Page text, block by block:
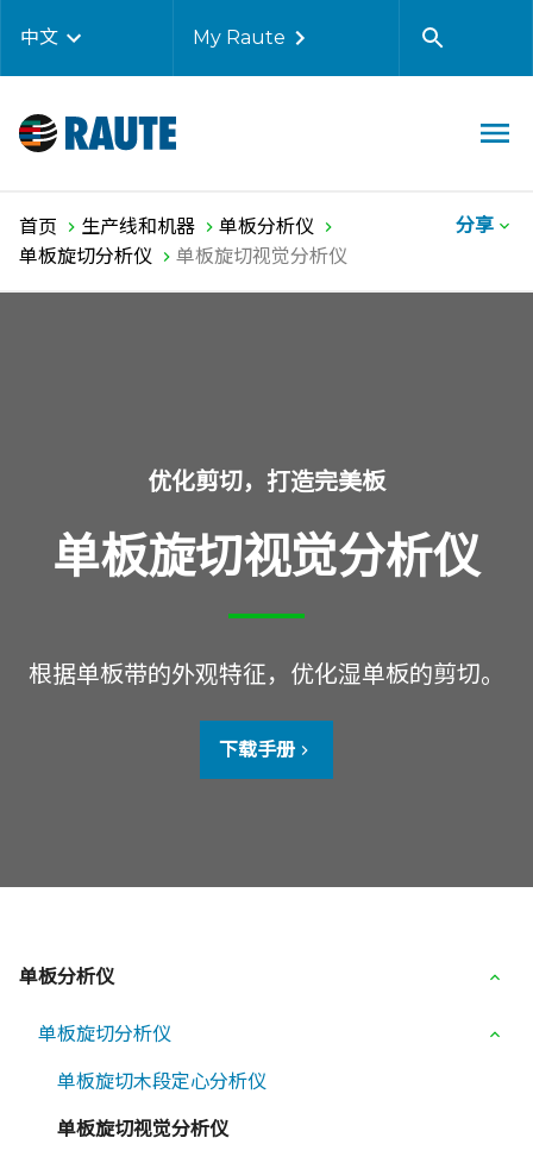
中文 My Raute
首页 生产线和机器
单板分析仪
单板旋切分析仪
单板旋切视觉分析仪
分享
优化剪切，打造完美板
单板旋切视觉分析仪
根据单板带的外观特征，优化湿单板的剪切。
下载手册
单板分析仪
单板旋切分析仪
单板旋切木段定心分析仪
单板旋切视觉分析仪